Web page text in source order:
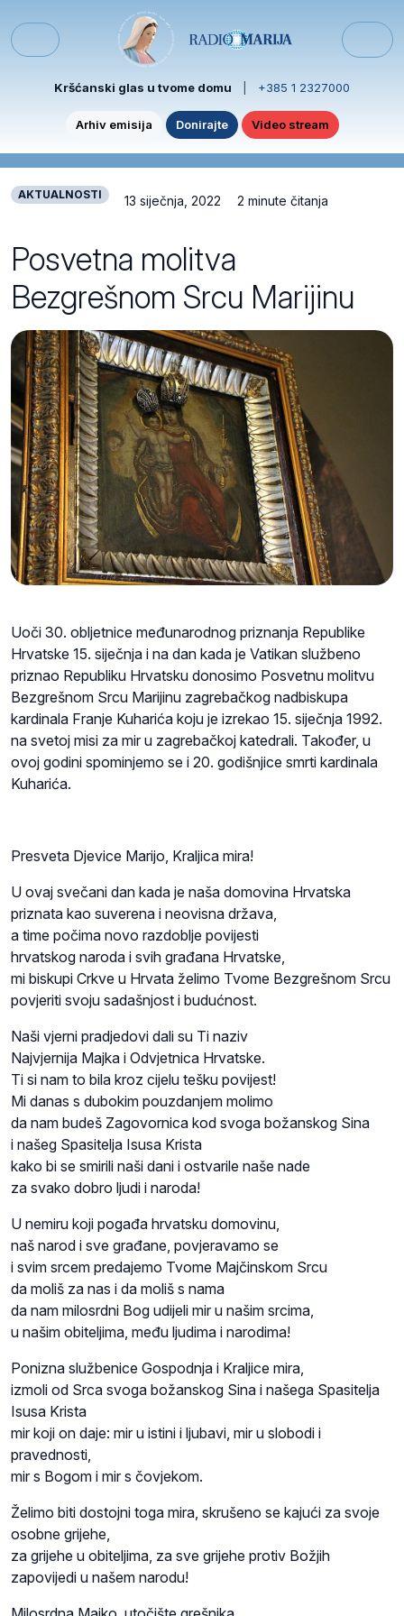
Menu
Kršćanski glas u tvome domu +385 1 2327000
Arhiv emisija Donirajte Video stream
AKTUALNOSTI 13 siječnja, 2022 2 minute čitanja
Posvetna molitva
Bezgrešnom Srcu Marijinu
Uoči 30. obljetnice međunarodnog priznanja Republike
Hrvatske 15. siječnja i na dan kada je Vatikan službeno
priznao Republiku Hrvatsku donosimo Posvetnu molitvu
Bezgrešnom Srcu Marijinu zagrebačkog nadbiskupa
kardinala Franje Kuharića koju je izrekao 15. siječnja 1992.
na svetoj misi za mir u zagrebačkoj katedrali. Također, u
ovoj godini spominjemo se i 20. godišnjice smrti kardinala
Kuharića.
Presveta Djevice Marijo, Kraljica mira!
U ovaj svečani dan kada je naša domovina Hrvatska
priznata kao suverena i neovisna država,
a time počima novo razdoblje povijesti
hrvatskog naroda i svih građana Hrvatske,
mi biskupi Crkve u Hrvata želimo Tvome Bezgrešnom Srcu
povjeriti svoju sadašnjost i budućnost.
Naši vjerni pradjedovi dali su Ti naziv
Najvjernija Majka i Odvjetnica Hrvatske.
Ti si nam to bila kroz cijelu tešku povijest!
Mi danas s dubokim pouzdanjem molimo
da nam budeš Zagovornica kod svoga božanskog Sina
i našeg Spasitelja Isusa Krista
kako bi se smirili naši dani i ostvarile naše nade
za svako dobro ljudi i naroda!
U nemiru koji pogađa hrvatsku domovinu,
naš narod i sve građane, povjeravamo se
i svim srcem predajemo Tvome Majčinskom Srcu
da moliš za nas i da moliš s nama
da nam milosrdni Bog udijeli mir u našim srcima,
u našim obiteljima, među ljudima i narodima!
Ponizna službenice Gospodnja i Kraljice mira,
izmoli od Srca svoga božanskog Sina i našega Spasitelja
Isusa Krista
mir koji on daje: mir u istini i ljubavi, mir u slobodi i
pravednosti,
mir s Bogom i mir s čovjekom.
Želimo biti dostojni toga mira, skrušeno se kajući za svoje
osobne grijehe,
za grijehe u obiteljima, za sve grijehe protiv Božjih
zapovijedi u našem narodu!